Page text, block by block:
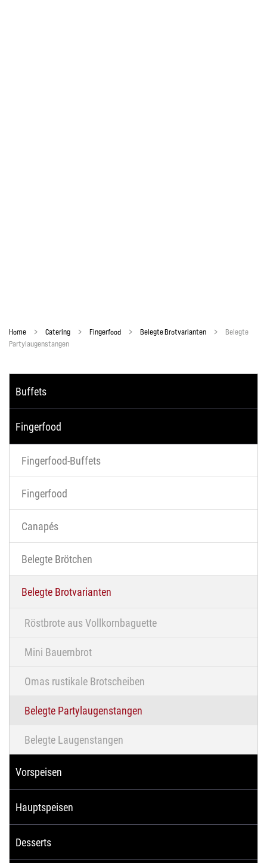
Home Catering Fingerfood Belegte Brotvarianten
Belegte
Partylaugenstangen
Buffets
Fingerfood
Fingerfood-Buffets
Fingerfood
Canapés
Belegte Brötchen
Belegte Brotvarianten
Röstbrote aus Vollkornbaguette
Mini Bauernbrot
Omas rustikale Brotscheiben
Belegte Partylaugenstangen
Belegte Laugenstangen
Vorspeisen
Hauptspeisen
Desserts